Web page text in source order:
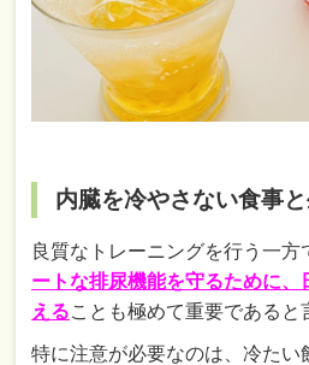
内臓を冷やさない食事
良質なトレーニングを行う一方
ートな排尿機能を守るために、
えることも極めて重要であると
特に注意が必要なのは、冷たい